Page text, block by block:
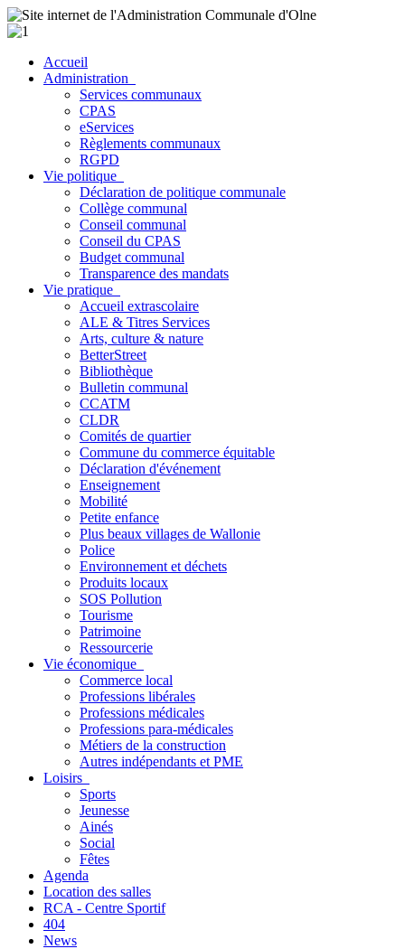
Accueil
Administration
Services communaux
CPAS
eServices
Règlements communaux
RGPD
Vie politique
Déclaration de politique communale
Collège communal
Conseil communal
Conseil du CPAS
Budget communal
Transparence des mandats
Vie pratique
Accueil extrascolaire
ALE & Titres Services
Arts, culture & nature
BetterStreet
Bibliothèque
Bulletin communal
CCATM
CLDR
Comités de quartier
Commune du commerce équitable
Déclaration d'événement
Enseignement
Mobilité
Petite enfance
Plus beaux villages de Wallonie
Police
Environnement et déchets
Produits locaux
SOS Pollution
Tourisme
Patrimoine
Ressourcerie
Vie économique
Commerce local
Professions libérales
Professions médicales
Professions para-médicales
Métiers de la construction
Autres indépendants et PME
Loisirs
Sports
Jeunesse
Ainés
Social
Fêtes
Agenda
Location des salles
RCA - Centre Sportif
404
News